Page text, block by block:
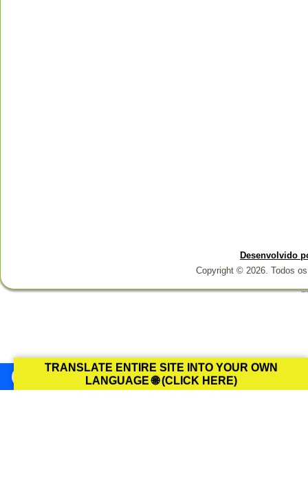
Desenvolvido
Copyright © 2026. Todos
TRANSLATE ENTIRE SITE INTO YOUR OWN
LANGUAGE 🌐 (CLICK HERE)